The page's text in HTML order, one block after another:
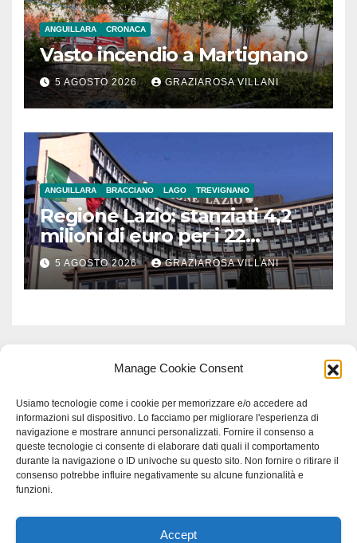
Manage Cookie Consent
Usiamo tecnologie come i cookie per memorizzare e/o accedere ad
informazioni sul dispositivo. Lo facciamo per migliorare l'esperienza di
navigazione e mostrare annunci personalizzati. Fornire il consenso a
queste tecnologie ci consente di elaborare dati quali il comportamento
durante la navigazione o ID univoche su questo sito. Non fornire o ritirare il
consenso potrebbe influire negativamente su alcune funzionalità e
funzioni.
Accept
ANGUILLARA CRONACA
Vasto incendio a Martignano
5 AGOSTO 2026 GRAZIAROSA VILLANI
ANGUILLARA BRACCIANO LAGO TREVIGNANO
Regione Lazio: stanziati 4,2
milioni di euro per i 22
Comuni dell’Etruria
Meridionale
5 AGOSTO 2026 GRAZIAROSA VILLANI
Proudly powered by WordPress|Tema: Newspaperex di